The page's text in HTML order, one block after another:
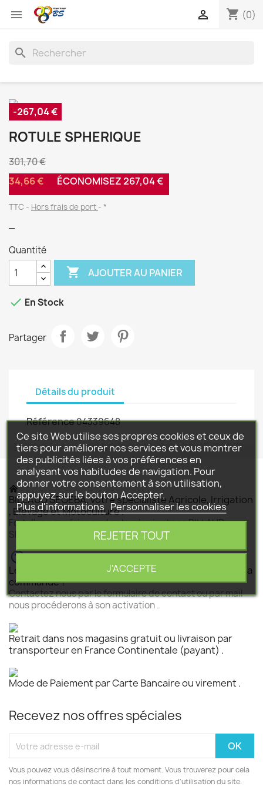
 shopping_cart (0)

search
-267,04 €
ROTULE SPHERIQUE
301,70 €
34,66 €
ÉCONOMISEZ 267,04 €
TTC Hors frais de port *
Quantité
 AJOUTER AU PANIER
 En Stock
Partager
Détails du produit
Référence04339648
BILLAUD SEGEBA, votre spécialiste Agricole, Irrigation
, Elevage et Motoculture .
Fort d'une expérience de plus de vingt ans BILLAUD
SEGEBA vous accompagne dans tous vos projets .
Le produit est disponible mais n 'est pas activé pour la
commande ?
Contactez nous par le formulaire de contact ou par mail
nous procéderons à son activation .
Retrait dans nos magasins gratuit ou livraison par
transporteur en France Continentale (payant) .
Mode de Paiement par Carte Bancaire ou virement .
Recevez nos offres spéciales
Vous pouvez vous désinscrire à tout moment. Vous trouverez pour cela
nos informations de contact dans les conditions d'utilisation du site.
Ce site Web utilise ses propres cookies et ceux de
tiers pour améliorer nos services et vous montrer
des publicités liées à vos préférences en
analysant vos habitudes de navigation. Pour
donner votre consentement à son utilisation,
appuyez sur le bouton Accepter.
Plus d'informations Personnaliser les cookies
REJETER TOUT
J'ACCEPTE